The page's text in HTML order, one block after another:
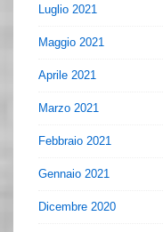
Luglio 2021
Maggio 2021
Aprile 2021
Marzo 2021
Febbraio 2021
Gennaio 2021
Dicembre 2020